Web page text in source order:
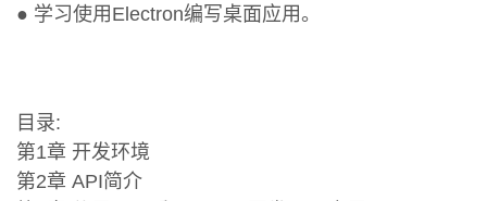
● 学习使用Electron编写桌面应用。
目录:
第1章 开发环境
第2章 API简介